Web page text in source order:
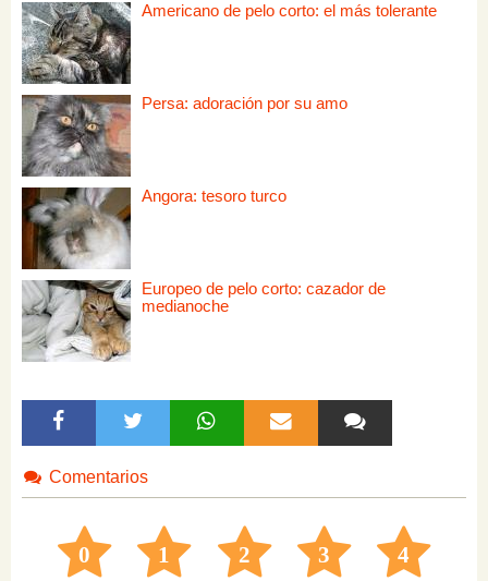
Americano de pelo corto: el más tolerante
Persa: adoración por su amo
Angora: tesoro turco
Europeo de pelo corto: cazador de
medianoche
Comentarios
0 1 2 3 4